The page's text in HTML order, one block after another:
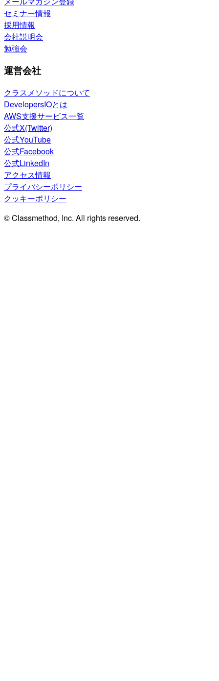
セミナー情報
採用情報
会社説明会
勉強会
運営会社
クラスメソッドについて
DevelopersIOとは
AWS支援サービス一覧
公式X(Twitter)
公式YouTube
公式Facebook
公式LinkedIn
アクセス情報
プライバシーポリシー
クッキーポリシー
© Classmethod, Inc. All rights reserved.